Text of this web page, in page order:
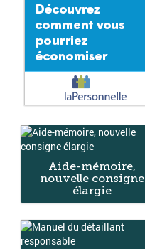
Aide-mémoire,
nouvelle consigne
élargie